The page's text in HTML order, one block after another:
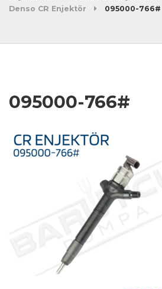
Denso CR Enjektör
095000-766#
095000-766#